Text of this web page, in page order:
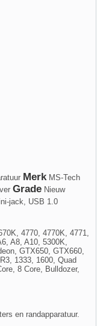
MerkMS-Tech
Grade Nieuw
jack, USB 1.0
4770, 4770K, 4771,
A8, A10, 5300K,
GTX650, GTX660,
1333, 1600, Quad
8 Core, Bulldozer,
en randapparatuur.